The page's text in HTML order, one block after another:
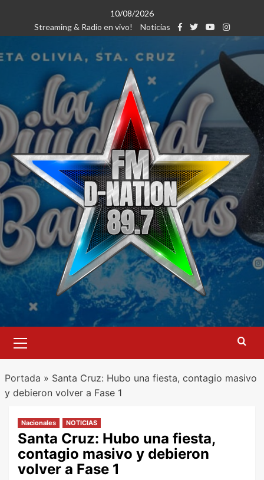
contenido
10/08/2026
Streaming & Radio en vivo!
Noticias
primario
Portada » Santa Cruz: Hubo una fiesta, contagio masivo
y debieron volver a Fase 1
Nacionales NOTICIAS
Santa Cruz: Hubo una fiesta,
contagio masivo y debieron
volver a Fase 1